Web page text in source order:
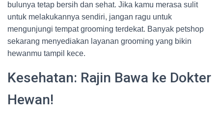
bulunya tetap bersih dan sehat. Jika kamu merasa sulit
untuk melakukannya sendiri, jangan ragu untuk
mengunjungi tempat grooming terdekat. Banyak petshop
sekarang menyediakan layanan grooming yang bikin
hewanmu tampil kece.
Kesehatan: Rajin Bawa ke Dokter
Hewan!